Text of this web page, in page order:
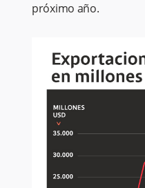
próximo año.